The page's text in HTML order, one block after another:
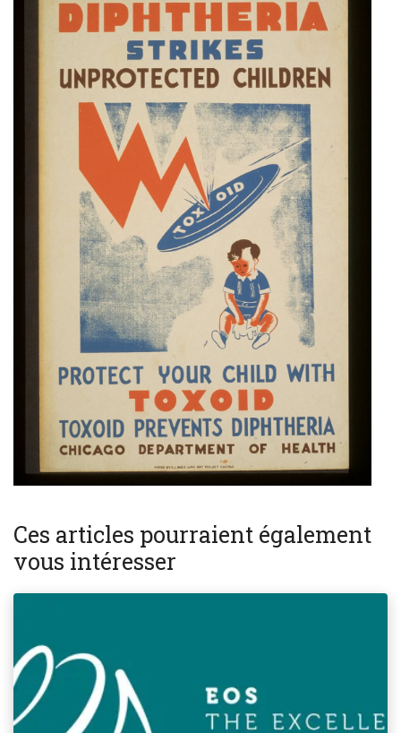
Ces articles pourraient également
vous intéresser